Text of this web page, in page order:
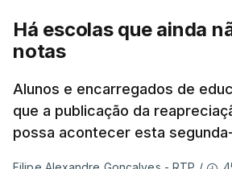
Há escolas que ainda
notas
Alunos e encarregados de
que a publicação da
possa acontecer esta